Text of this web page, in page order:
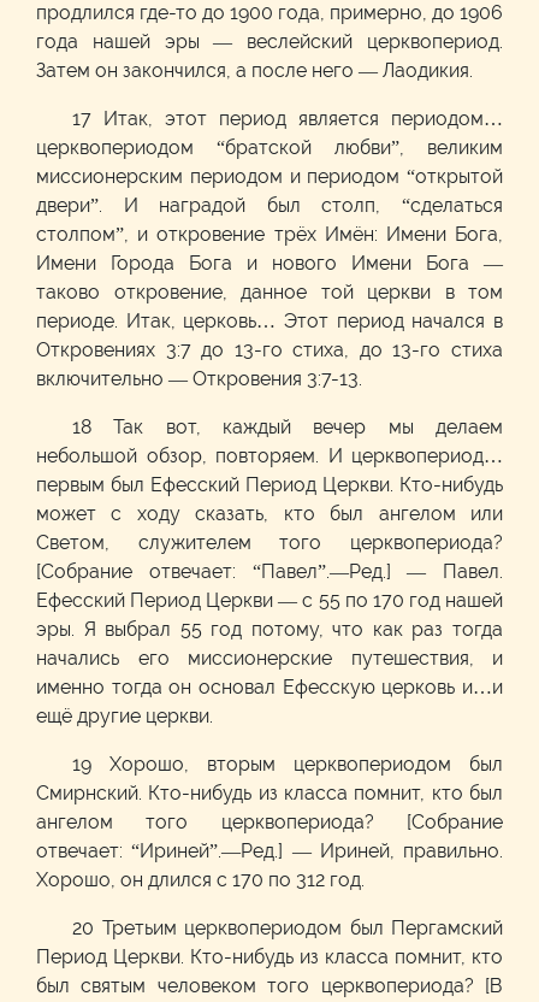
продлился где-то до 1900 года, примерно, до 1906
года нашей эры — веслейский церквопериод.
Затем он закончился, а после него — Лаодикия.
17 Итак, этот период является периодом…
церквопериодом “братской любви”, великим
миссионерским периодом и периодом “открытой
двери”. И наградой был столп, “сделаться
столпом”, и откровение трёх Имён: Имени Бога,
Имени Города Бога и нового Имени Бога —
таково откровение, данное той церкви в том
периоде. Итак, церковь… Этот период начался в
Откровениях 3:7 до 13-го стиха, до 13-го стиха
включительно — Откровения 3:7-13.
18 Так вот, каждый вечер мы делаем
небольшой обзор, повторяем. И церквопериод…
первым был Ефесский Период Церкви. Кто-нибудь
может с ходу сказать, кто был ангелом или
Светом, служителем того церквопериода?
[Собрание отвечает: “Павел”.—Ред.] — Павел.
Ефесский Период Церкви — с 55 по 170 год нашей
эры. Я выбрал 55 год потому, что как раз тогда
начались его миссионерские путешествия, и
именно тогда он основал Ефесскую церковь и…и
ещё другие церкви.
19 Хорошо, вторым церквопериодом был
Смирнский. Кто-нибудь из класса помнит, кто был
ангелом того церквопериода? [Собрание
отвечает: “Ириней”.—Ред.] — Ириней, правильно.
Хорошо, он длился с 170 по 312 год.
20 Третьим церквопериодом был Пергамский
Период Церкви. Кто-нибудь из класса помнит, кто
был святым человеком того церквопериода? [В